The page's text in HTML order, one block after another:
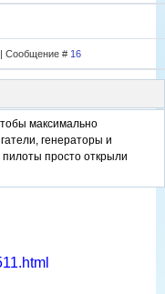
| Сообщение # 16
максимально
генераторы и
пилоты просто открыли